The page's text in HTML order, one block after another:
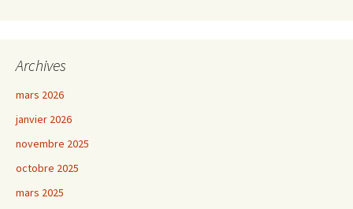
Archives
mars 2026
janvier 2026
novembre 2025
octobre 2025
mars 2025